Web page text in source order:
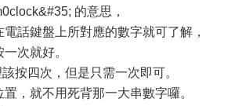
的意思，
話鍵盤上所對應的數字就可了解，
次就好。
按四次，但是只需一次即可。
，就不用死背那一大串數字囉。